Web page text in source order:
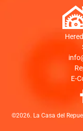
E-
©2026. La Casa del